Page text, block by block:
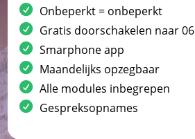
Onbeperkt = onbeperkt
Gratis doorschakelen naar 06
Smarphone app
Maandelijks opzegbaar
Alle modules inbegrepen
Gespreksopnames